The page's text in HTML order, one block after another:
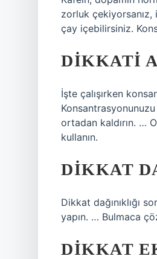
zorluk
çay içebilirsiniz.
DIKKATI
İşte çalışırken
ortadan kaldırın. …
kullanın.
DIKKAT
Dikkat dağınıklığı
yapın. … Bulmaca
DIKKAT